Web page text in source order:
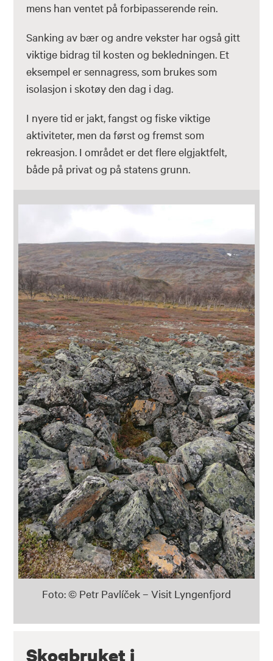
mens han ventet på forbipasserende rein.
Sanking av bær og andre vekster har også gitt
viktige bidrag til kosten og bekledningen. Et
eksempel er sennagress, som brukes som
isolasjon i skotøy den dag i dag.
I nyere tid er jakt, fangst og fiske viktige
aktiviteter, men da først og fremst som
rekreasjon. I området er det flere elgjaktfelt,
både på privat og på statens grunn.
Foto: © Petr Pavlíček – Visit Lyngenfjord
Skogbruket i